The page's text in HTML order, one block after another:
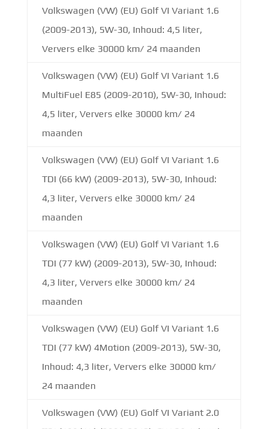
Volkswagen (VW) (EU) Golf VI Variant 1.6
(2009-2013), 5W-30, Inhoud: 4,5 liter,
Ververs elke 30000 km/ 24 maanden
Volkswagen (VW) (EU) Golf VI Variant 1.6
MultiFuel E85 (2009-2010), 5W-30, Inhoud:
4,5 liter, Ververs elke 30000 km/ 24
maanden
Volkswagen (VW) (EU) Golf VI Variant 1.6
TDI (66 kW) (2009-2013), 5W-30, Inhoud:
4,3 liter, Ververs elke 30000 km/ 24
maanden
Volkswagen (VW) (EU) Golf VI Variant 1.6
TDI (77 kW) (2009-2013), 5W-30, Inhoud:
4,3 liter, Ververs elke 30000 km/ 24
maanden
Volkswagen (VW) (EU) Golf VI Variant 1.6
TDI (77 kW) 4Motion (2009-2013), 5W-30,
Inhoud: 4,3 liter, Ververs elke 30000 km/
24 maanden
Volkswagen (VW) (EU) Golf VI Variant 2.0